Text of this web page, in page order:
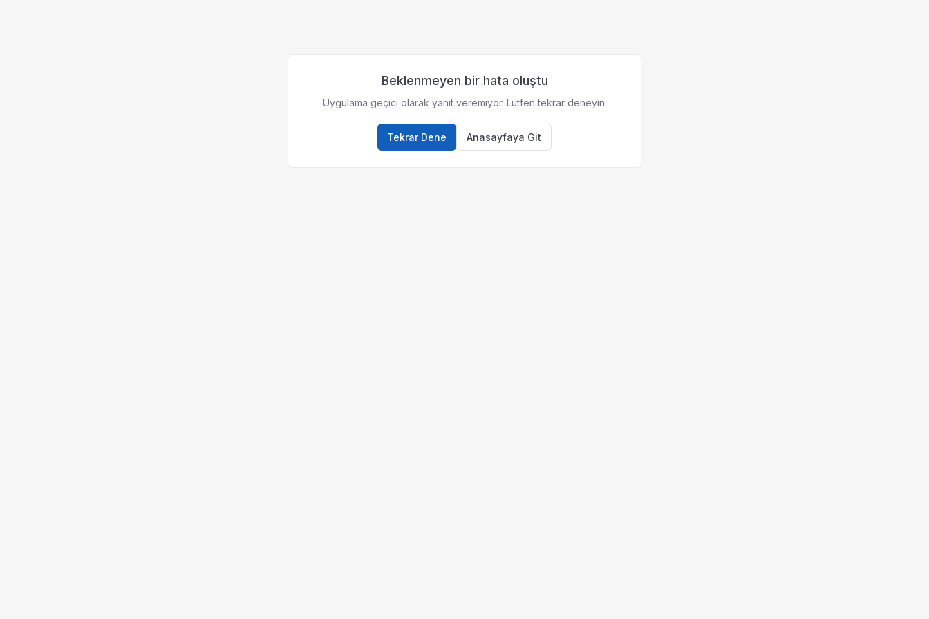
Beklenmeyen bir hata oluştu
Uygulama geçici olarak yanıt veremiyor. Lütfen tekrar deneyin.
Tekrar Dene Anasayfaya Git